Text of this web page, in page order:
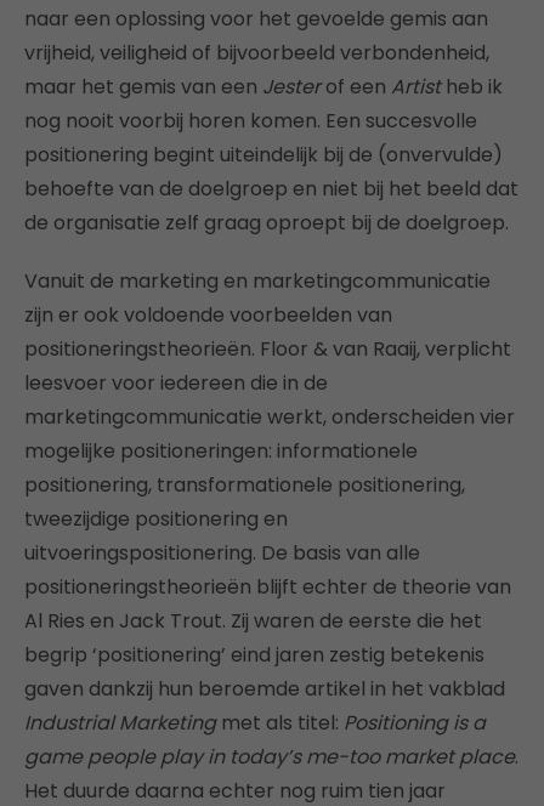
naar een oplossing voor het gevoelde gemis aan
vrijheid, veiligheid of bijvoorbeeld verbondenheid,
maar het gemis van een Jesterof een Artistheb ik
nog nooit voorbij horen komen. Een succesvolle
positionering begint uiteindelijk bij de (onvervulde)
behoefte van de doelgroep en niet bij het beeld dat
de organisatie zelf graag oproept bij de doelgroep.
Vanuit de marketing en marketingcommunicatie
zijn er ook voldoende voorbeelden van
positioneringstheorieën. Floor & van Raaij, verplicht
leesvoer voor iedereen die in de
marketingcommunicatie werkt, onderscheiden vier
mogelijke positioneringen: informationele
positionering, transformationele positionering,
tweezijdige positionering en
uitvoeringspositionering. De basis van alle
positioneringstheorieën blijft echter de theorie van
Al Ries en Jack Trout. Zij waren de eerste die het
begrip ‘positionering’ eind jaren zestig betekenis
gaven dankzij hun beroemde artikel in het vakblad
Industrial Marketingmet als titel: Positioning is a
game people play in today’s me-too market place.
Het duurde daarna echter nog ruim tien jaar